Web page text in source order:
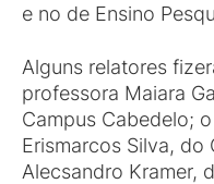
e no de Ensino
Alguns relatores
professora Maiara
Campus Cabedelo;
Erismarcos Silva, do
Alecsandro Kramer,